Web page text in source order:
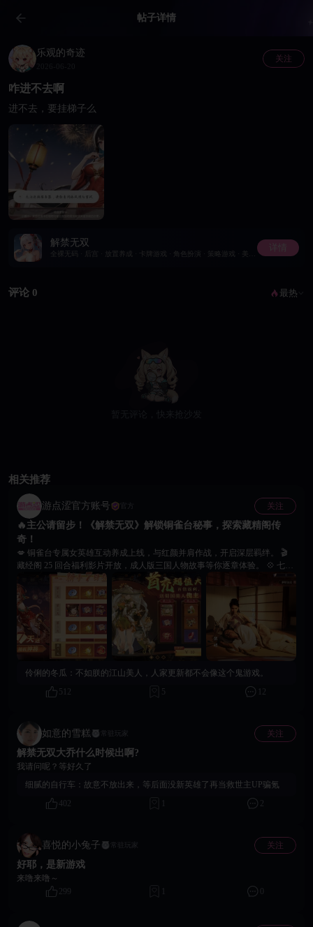
帖子详情
乐观的奇迹
关注
咋进不去啊
进不去，要挂梯子么
解禁无双 详情
评论 0 最热
相关推荐
游点涩官方账号 官方 关注
🔥主公请留步！《解禁无双》解锁铜雀台秘事，探索藏精阁传
奇！
💋 铜雀台专属女英雄互动养成上线，与红颜并肩作战，开启深层羁绊。 🎬
藏经阁 25 回合福利影片开放，成人版三国人物故事等你逐章体验。 💠 七日
登录送女将＋随机神将，解锁蔡文姬、小乔等专属成人CG动画。 🌹 挑战铜
雀台专属副本，获取养成资源、提升好感，全队属性同步增强。 ⚔ 立即登
录《解禁无双》，携红颜踏三国，开启属于主公的三国传记！
伶俐的冬瓜： 不如朕的江山美人，人家更新都不会像这个鬼游戏。
512
5 12
如意的雪糕 常驻玩家 关注
解禁无双大乔什么时候出啊?
我请问呢？等好久了
细腻的自行车： 故意不放出来，等后面没新英雄了再当救世主UP骗氪
402
2
喜悦的小兔子 常驻玩家 关注
好耶，是新游戏
来噜来噜～
299